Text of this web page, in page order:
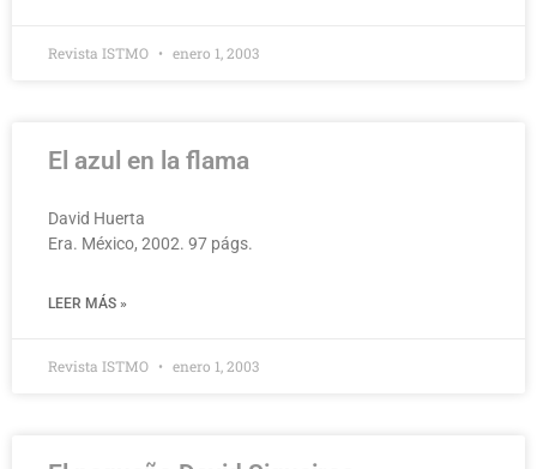
Revista ISTMO enero 1, 2003
El azul en la flama
David Huerta
Era. México, 2002. 97 págs.
LEER MÁS »
Revista ISTMO enero 1, 2003